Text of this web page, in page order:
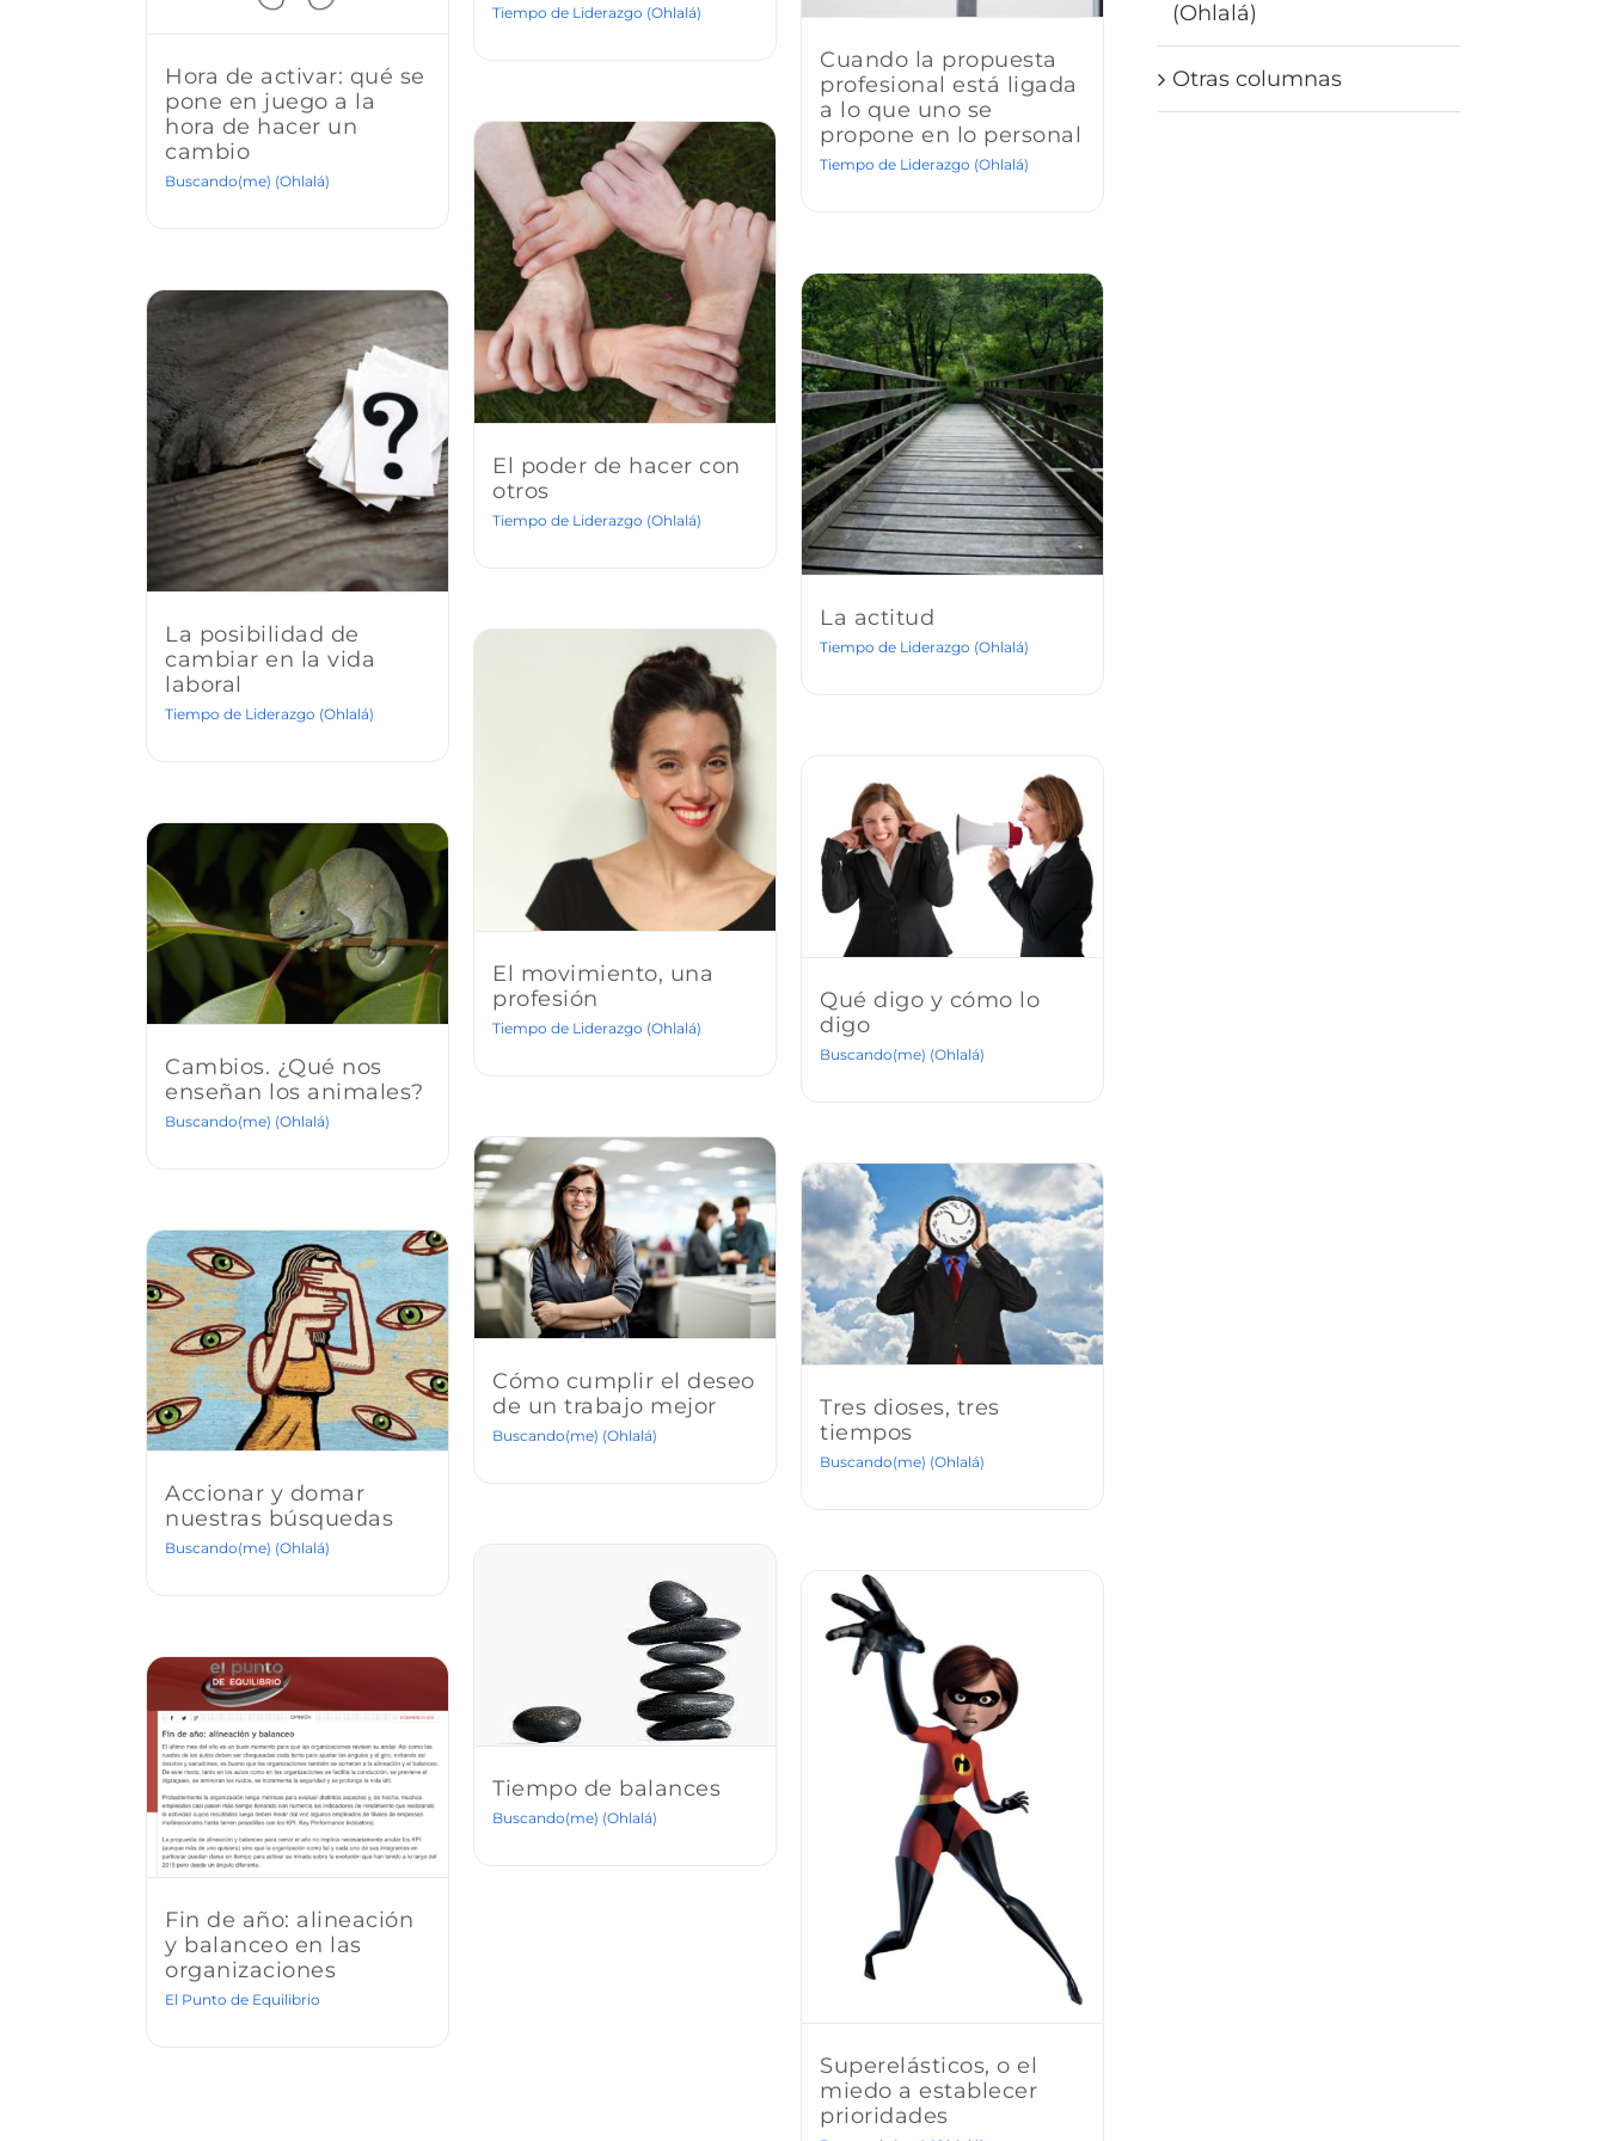
Hora de activar: qué se
pone en juego a la
hora de hacer un
cambio
Buscando(me) (Ohlalá)
Tiempo de Liderazgo (Ohlalá)
Cuando la propuesta
profesional está ligada
a lo que uno se
propone en lo personal
Tiempo de Liderazgo (Ohlalá)
El poder de hacer con
otros
Tiempo de Liderazgo (Ohlalá)
La actitud
Tiempo de Liderazgo (Ohlalá)
La posibilidad de
cambiar en la vida
laboral
Tiempo de Liderazgo (Ohlalá)
El movimiento, una
profesión
Tiempo de Liderazgo (Ohlalá)
Qué digo y cómo lo
digo
Buscando(me) (Ohlalá)
Cambios. ¿Qué nos
enseñan los animales?
Buscando(me) (Ohlalá)
Cómo cumplir el deseo
de un trabajo mejor
Buscando(me) (Ohlalá)
Tres dioses, tres
tiempos
Buscando(me) (Ohlalá)
Accionar y domar
nuestras búsquedas
Buscando(me) (Ohlalá)
Tiempo de balances
Buscando(me) (Ohlalá)
Superelásticos, o el
miedo a establecer
prioridades
Fin de año: alineación
y balanceo en las
organizaciones
El Punto de Equilibrio
(Ohlalá)
Otras columnas